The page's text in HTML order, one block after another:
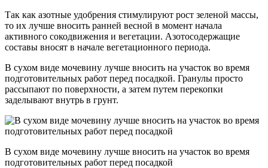
Так как азотные удобрения стимулируют рост зеленой массы,
то их лучше вносить ранней весной в момент начала
активного сокодвижения и вегетации. Азотосодержащие
составы вносят в начале вегетационного периода.
В сухом виде мочевину лучше вносить на участок во время
подготовительных работ перед посадкой. Гранулы просто
рассыпают по поверхности, а затем путем перекопки
заделывают внутрь в грунт.
В сухом виде мочевину лучше вносить на участок во время
подготовительных работ перед посадкой